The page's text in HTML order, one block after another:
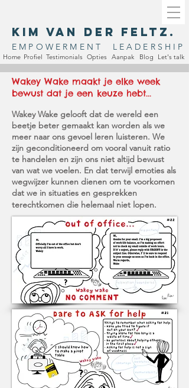
KIM VAN DER FELTZ.
EMPOWERMENT LEADERSHIP
Let's talk
Blog
Aanpak
Profiel
Home Opties
Testimonials
Wakey Wake maakt je elke week
bewust dat je een keuze hebt...
Wakey Wake gelooft dat de wereld een
beetje beter gemaakt kan worden als we
meer naar ons gevoel leren luisteren. We
zijn geconditioneerd om vooral vanuit ratio
te handelen en zijn ons niet altijd bewust
van wat we voelen. En dat terwijl emoties als
wegwijzer kunnen dienen om te voorkomen
dat we in situaties en gesprekken
terechtkomen die helemaal niet lopen.